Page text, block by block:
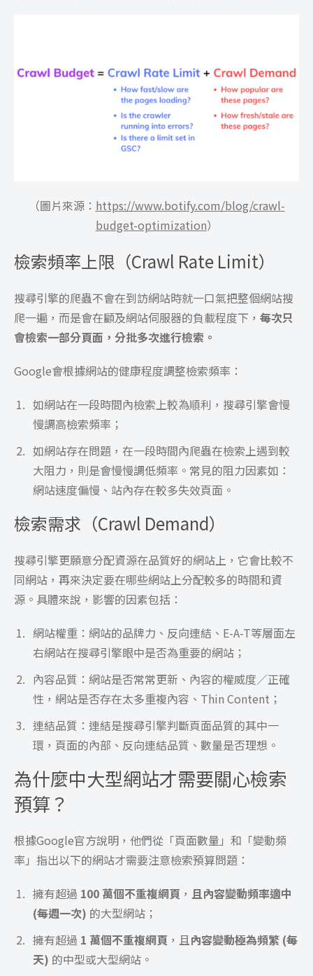
（圖片來源： https://www.botify.com/blog/crawl-
budget-optimization）
檢索頻率上限（Crawl Rate Limit）
搜尋引擎的爬蟲不會在到訪網站時就一口氣把整個網站搜
爬一遍，而是會在顧及網站伺服器的負載程度下， 每次只
會檢索一部分頁面，分批多次進行檢索。
Google會根據網站的健康程度調整檢索頻率：
如網站在一段時間內檢索上較為順利，搜尋引擎會慢
慢調高檢索頻率；
如網站存在問題，在一段時間內爬蟲在檢索上遇到較
大阻力，則是會慢慢調低頻率。常見的阻力因素如：
網站速度偏慢、站內存在較多失效頁面。
檢索需求（Crawl Demand）
搜尋引擎更願意分配資源在品質好的網站上，它會比較不
同網站，再來決定要在哪些網站上分配較多的時間和資
源。具體來說，影響的因素包括：
網站權重：網站的品牌力、反向連結、E-A-T等層面左
右網站在搜尋引擎眼中是否為重要的網站；
內容品質：網站是否常常更新、內容的權威度／正確
性，網站是否存在太多重複內容、Thin Content；
連結品質：連結是搜尋引擎判斷頁面品質的其中一
環，頁面的內部、反向連結品質、數量是否理想。
為什麼中大型網站才需要關心檢索
預算？
根據Google官方說明，他們從「頁面數量」和「變動頻
率」指出以下的網站才需要注意檢索預算問題：
擁有超過 100 萬個不重複網頁 ， 且內容變動頻率適中
(每週一次) 的大型網站；
擁有超過 1 萬個不重複網頁 ，且 內容變動極為頻繁 (每
天) 的中型或大型網站。